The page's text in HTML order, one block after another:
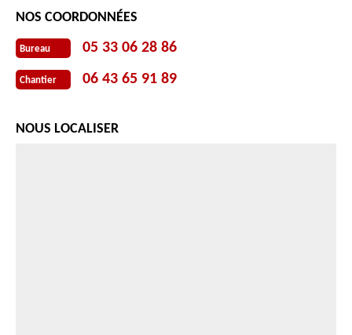
NOS COORDONNÉES
Bureau 05 33 06 28 86
Chantier 06 43 65 91 89
NOUS LOCALISER